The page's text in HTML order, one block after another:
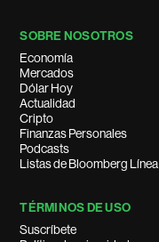
SOBRE NOSOTROS
Economía
Mercados
Dólar Hoy
Actualidad
Cripto
Finanzas Personales
Podcasts
Listas de Bloomberg Línea
TÉRMINOS DE USO
Suscríbete